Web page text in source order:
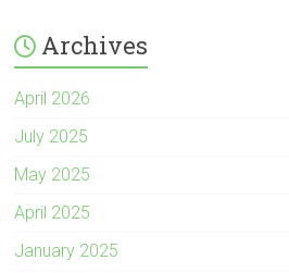
Archives
April 2026
July 2025
May 2025
April 2025
January 2025